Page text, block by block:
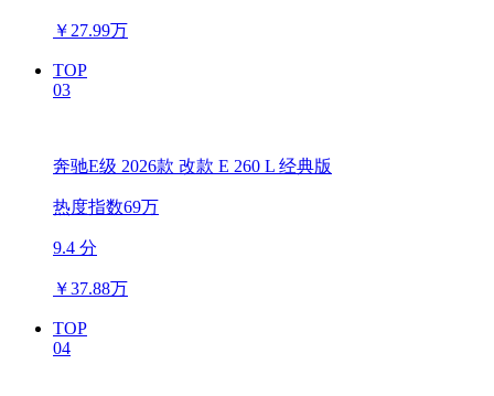
￥ 27.99万
TOP
03
奔驰E级 2026款 改款 E 260 L 经典版
热度指数69万
9.4 分
￥37.88万
TOP
04